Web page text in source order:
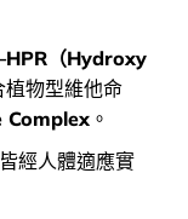
（Hydroxy
植物型維他命
Complex。
經人體適應實